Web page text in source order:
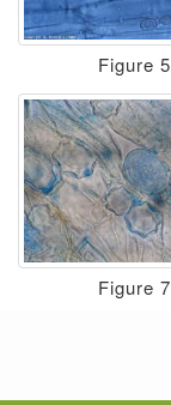
Figure 5
Figure 7